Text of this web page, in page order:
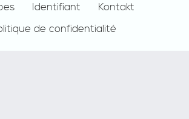
Identifiant
Kontakt
de confidentialité